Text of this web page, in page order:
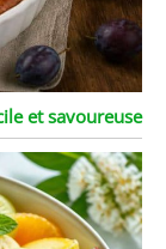
et savoureuse